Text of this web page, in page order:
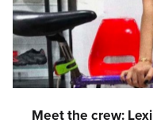
Meet the crew: Lexi